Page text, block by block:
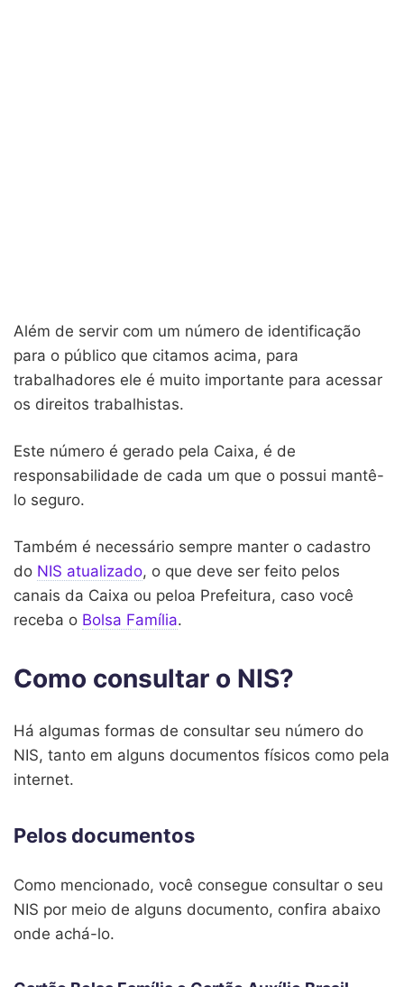
Além de servir com um número de identificação
para o público que citamos acima, para
trabalhadores ele é muito importante para acessar
os direitos trabalhistas.
Este número é gerado pela Caixa, é de
responsabilidade de cada um que o possui mantê-
lo seguro.
Também é necessário sempre manter o cadastro
do NIS atualizado, o que deve ser feito pelos
canais da Caixa ou peloa Prefeitura, caso você
receba o Bolsa Família.
Como consultar o NIS?
Há algumas formas de consultar seu número do
NIS, tanto em alguns documentos físicos como pela
internet.
Pelos documentos
Como mencionado, você consegue consultar o seu
NIS por meio de alguns documento, confira abaixo
onde achá-lo.